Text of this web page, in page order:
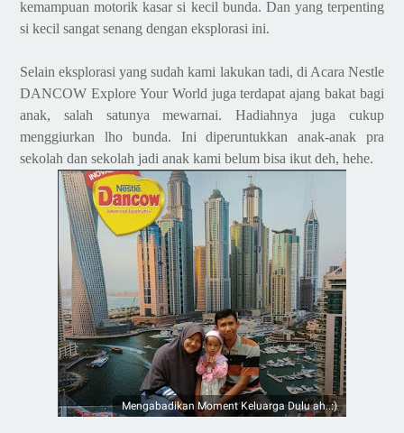
kemampuan motorik kasar si kecil bunda. Dan yang terpenting
si kecil sangat senang dengan eksplorasi ini.
Selain eksplorasi yang sudah kami lakukan tadi, di Acara Nestle
DANCOW Explore Your World juga terdapat ajang bakat bagi
anak, salah satunya mewarnai. Hadiahnya juga cukup
menggiurkan lho bunda. Ini diperuntukkan anak-anak pra
sekolah dan sekolah jadi anak kami belum bisa ikut deh, hehe.
Mengabadikan Moment Keluarga Dulu ah..:)